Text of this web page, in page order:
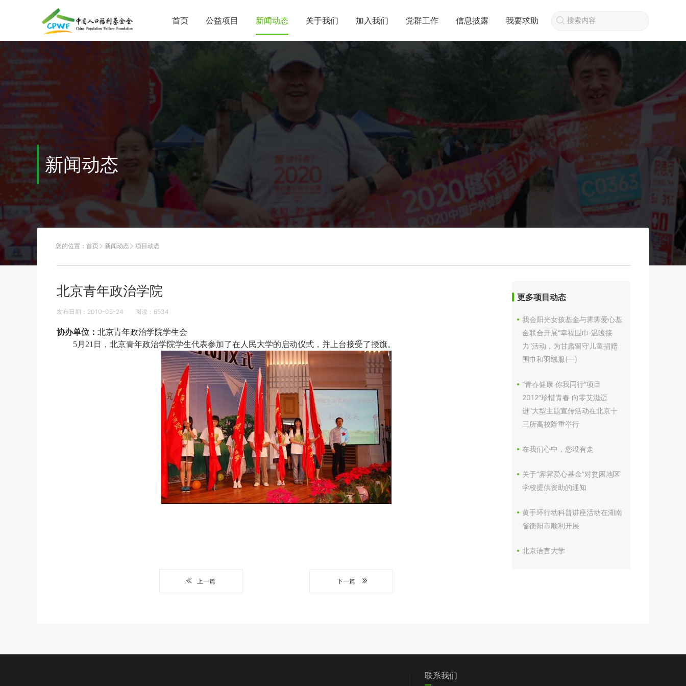
首页 公益项目 新闻动态 关于我们 加入我们 党群工作 信息披露 我要求助
新闻动态
您的位置： 首页 新闻动态 项目动态
北京青年政治学院
发布日期：2010-05-24 阅读： 6534
协办单位： 北京青年政治学院学生会
5月21日，北京青年政治学院学生代表参加了在人民大学的启动仪式，并上台接受了授旗。
更多项目动态
我会阳光女孩基金与霁霁爱心基
金联合开展“幸福围巾·温暖接
力”活动，为甘肃留守儿童捐赠
围巾和羽绒服(一)
“青春健康 你我同行”项目
2012“珍惜青春 向零艾滋迈
进”大型主题宣传活动在北京十
三所高校隆重举行
在我们心中，您没有走
关于“霁霁爱心基金”对贫困地区
学校提供资助的通知
黄手环行动科普讲座活动在湖南
省衡阳市顺利开展
北京语言大学
上一篇 下一篇
联系我们